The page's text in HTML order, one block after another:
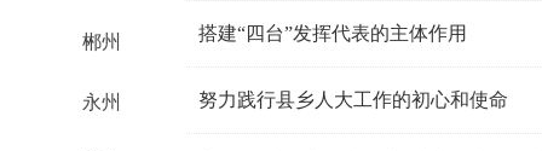
郴州
永州
搭建“四台”发挥代表的主体作用
努力践行县乡人大工作的初心和使命